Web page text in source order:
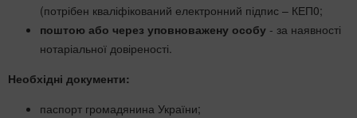
(потрібен кваліфікований електронний підпис – КЕП0;
поштою або через уповноважену особу - за наявності
нотаріальної довіреності.
Необхідні документи:
паспорт громадянина України;